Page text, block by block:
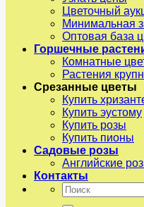
Цветочный
Минимальная
Оптовая база
Горшечные
Комнатные
Растения
Срезанные цветы
Купить
Купить эустому
Купить розы
Купить пионы
Садовые розы
Английские
Контакты
Искать: